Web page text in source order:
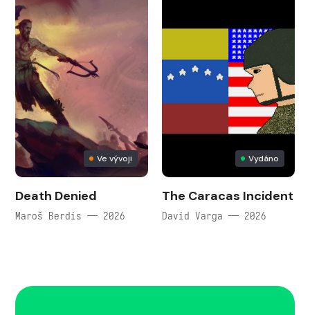
Ve vývoji
Death Denied
Maroš Berdis — 2026
Vydáno
The Caracas Incident
David Varga — 2026